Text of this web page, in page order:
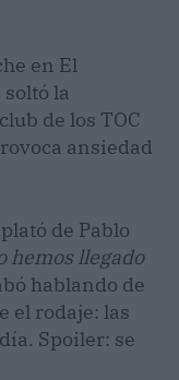
en El
la
de los TOC
ansiedad
de Pablo
hemos llegado
hablando de
el rodaje: las
Spoiler: se